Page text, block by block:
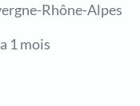
Rhône-Alpes
1 mois